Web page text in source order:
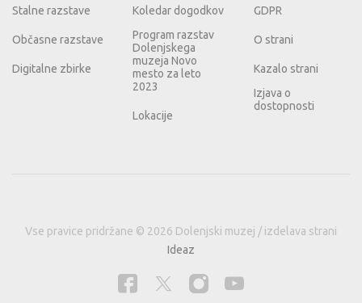
Stalne razstave
Občasne razstave
Digitalne zbirke
Koledar dogodkov
Program razstav
Dolenjskega
muzeja Novo
mesto za leto
2023
Lokacije
GDPR
O strani
Kazalo strani
Izjava o
dostopnosti
Vse pravice pridržane © 2026 Dolenjski muzej / izdelava strani
Ideaz